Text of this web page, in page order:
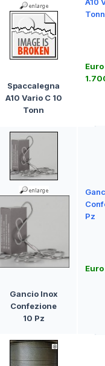
Spaccalegna
A10 Vario C 10
Tonn
Tonn
Euro
Gancio Inox
Confezione
10 Pz
Pz